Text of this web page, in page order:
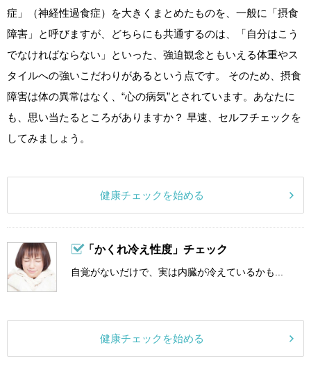
症」（神経性過食症）を大きくまとめたものを、一般に「摂食
障害」と呼びますが、どちらにも共通するのは、「自分はこう
でなければならない」といった、強迫観念ともいえる体重やス
タイルへの強いこだわりがあるという点です。 そのため、摂食
障害は体の異常はなく、“心の病気”とされています。あなたに
も、思い当たるところがありますか？ 早速、セルフチェックを
してみましょう。
健康チェックを始める
「かくれ冷え性度」チェック
自覚がないだけで、実は内臓が冷えているかも...
健康チェックを始める